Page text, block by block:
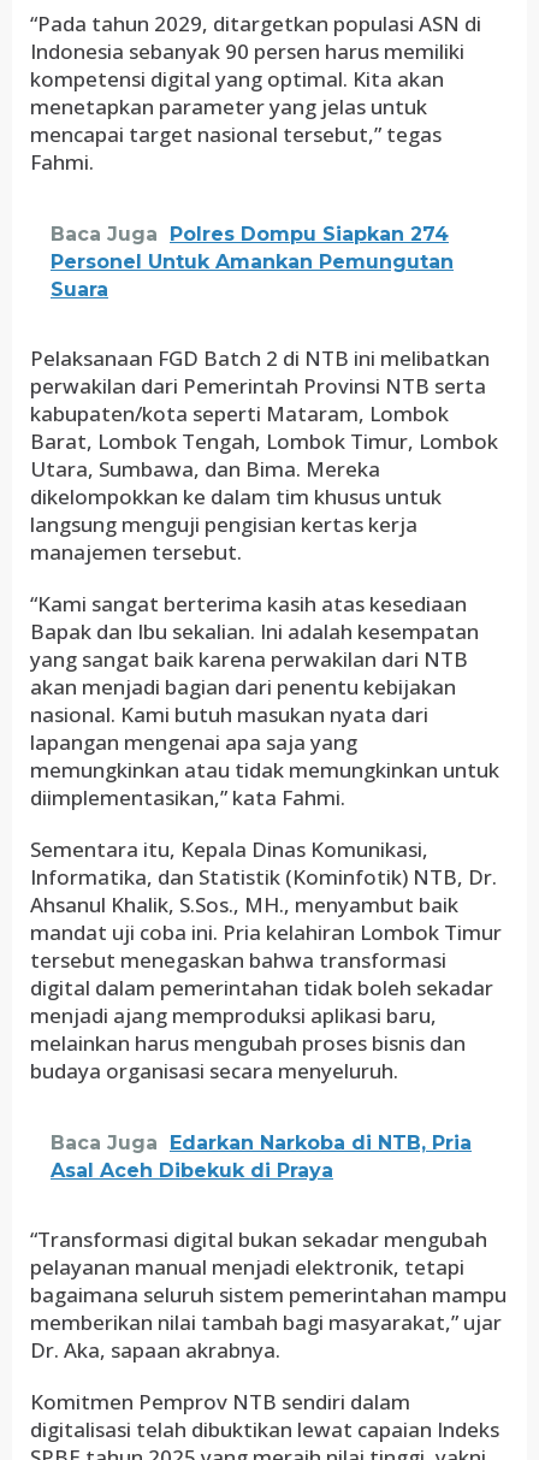
“Pada tahun 2029, ditargetkan populasi ASN di
Indonesia sebanyak 90 persen harus memiliki
kompetensi digital yang optimal. Kita akan
menetapkan parameter yang jelas untuk
mencapai target nasional tersebut,” tegas
Fahmi.
Baca Juga
Polres Dompu Siapkan 274
Personel Untuk Amankan Pemungutan
Suara
Pelaksanaan FGD Batch 2 di NTB ini melibatkan
perwakilan dari Pemerintah Provinsi NTB serta
kabupaten/kota seperti Mataram, Lombok
Barat, Lombok Tengah, Lombok Timur, Lombok
Utara, Sumbawa, dan Bima. Mereka
dikelompokkan ke dalam tim khusus untuk
langsung menguji pengisian kertas kerja
manajemen tersebut.
“Kami sangat berterima kasih atas kesediaan
Bapak dan Ibu sekalian. Ini adalah kesempatan
yang sangat baik karena perwakilan dari NTB
akan menjadi bagian dari penentu kebijakan
nasional. Kami butuh masukan nyata dari
lapangan mengenai apa saja yang
memungkinkan atau tidak memungkinkan untuk
diimplementasikan,” kata Fahmi.
Sementara itu, Kepala Dinas Komunikasi,
Informatika, dan Statistik (Kominfotik) NTB, Dr.
Ahsanul Khalik, S.Sos., MH., menyambut baik
mandat uji coba ini. Pria kelahiran Lombok Timur
tersebut menegaskan bahwa transformasi
digital dalam pemerintahan tidak boleh sekadar
menjadi ajang memproduksi aplikasi baru,
melainkan harus mengubah proses bisnis dan
budaya organisasi secara menyeluruh.
Baca Juga
Edarkan Narkoba di NTB, Pria
Asal Aceh Dibekuk di Praya
“Transformasi digital bukan sekadar mengubah
pelayanan manual menjadi elektronik, tetapi
bagaimana seluruh sistem pemerintahan mampu
memberikan nilai tambah bagi masyarakat,” ujar
Dr. Aka, sapaan akrabnya.
Komitmen Pemprov NTB sendiri dalam
digitalisasi telah dibuktikan lewat capaian Indeks